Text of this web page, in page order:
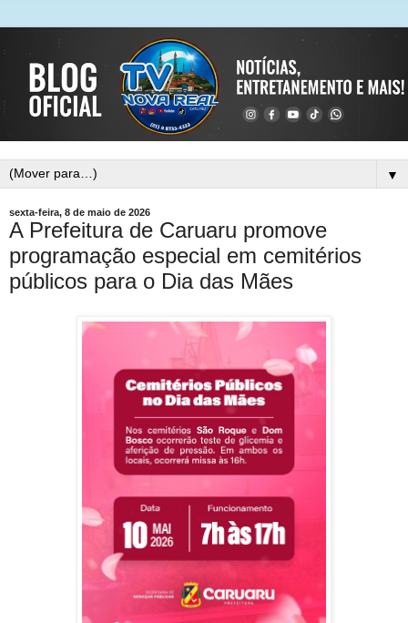
▼
sexta-feira, 8 de maio de 2026
A Prefeitura de Caruaru promove
programação especial em cemitérios
públicos para o Dia das Mães